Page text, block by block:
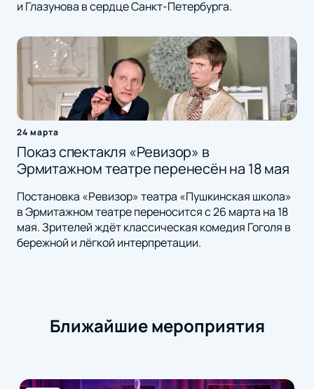
и Глазунова в сердце Санкт-Петербурга.
24 марта
Показ спектакля «Ревизор» в
Эрмитажном театре перенесён на 18 мая
Постановка «Ревизор» театра «Пушкинская школа»
в Эрмитажном театре переносится с 26 марта на 18
мая. Зрителей ждёт классическая комедия Гоголя в
бережной и лёгкой интерпретации.
Ближайшие мероприятия